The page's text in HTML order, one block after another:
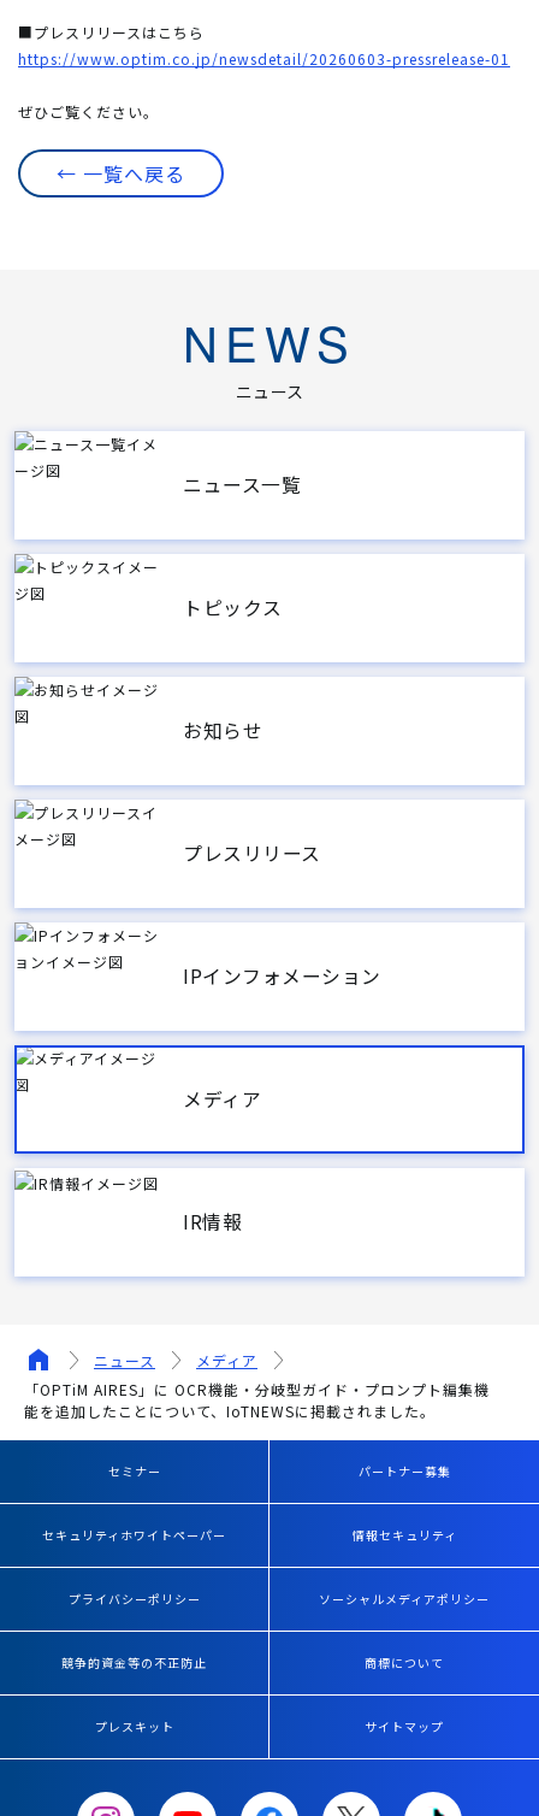
■プレスリリースはこちら
https://www.optim.co.jp/newsdetail/20260603-pressrelease-01
ぜひご覧ください。
← 一覧へ戻る
NEWS
ニュース
ニュース一覧
トピックス
お知らせ
プレスリリース
IPインフォメーション
メディア
IR情報
ニュース
メディア
「OPTiM AIRES」に OCR機能・分岐型ガイド・プロンプト編集機
能を追加したことについて、IoTNEWSに掲載されました。
セミナー パートナー募集
セキュリティホワイトペーパー 情報セキュリティ
プライバシーポリシー ソーシャルメディアポリシー
競争的資金等の不正防止 商標について
プレスキット サイトマップ